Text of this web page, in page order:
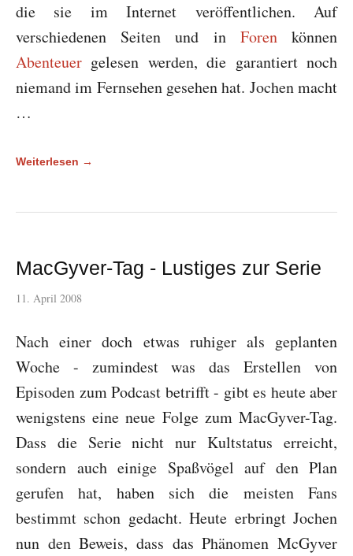
die sie im Internet veröffentlichen. Auf
verschiedenen Seiten und in Forenkönnen
Abenteuer gelesen werden, die garantiert noch
niemand im Fernsehen gesehen hat. Jochen macht
…
Weiterlesen →
MacGyver-Tag - Lustiges zur Serie
11. April 2008
Nach einer doch etwas ruhiger als geplanten
Woche - zumindest was das Erstellen von
Episoden zum Podcast betrifft - gibt es heute aber
wenigstens eine neue Folge zum MacGyver-Tag.
Dass die Serie nicht nur Kultstatus erreicht,
sondern auch einige Spaßvögel auf den Plan
gerufen hat, haben sich die meisten Fans
bestimmt schon gedacht. Heute erbringt Jochen
nun den Beweis, dass das Phänomen McGyver